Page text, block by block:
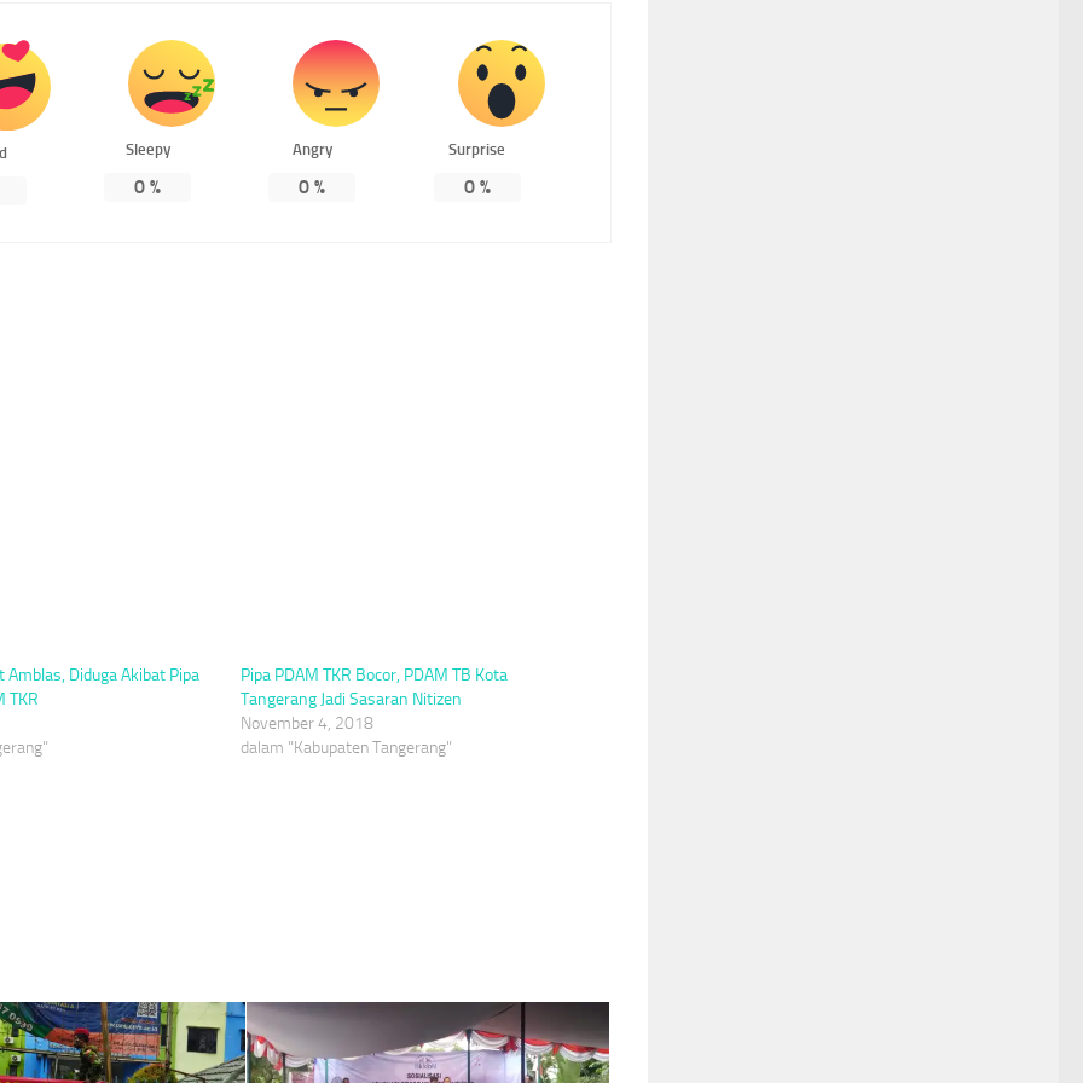
Sleepy
0 %
Angry
0 %
Surprise
0%
Amblas, Diduga Akibat Pipa
TKR
Pipa PDAM TKR Bocor, PDAM TB Kota
Tangerang Jadi Sasaran Nitizen
November 4, 2018
dalam "Kabupaten Tangerang"